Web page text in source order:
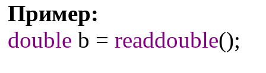
Пример:
double b = readdouble();